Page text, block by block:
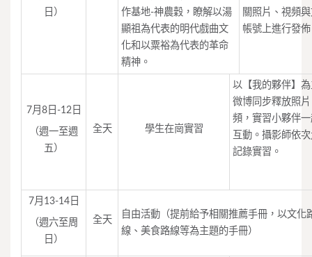
日）
作基地-神農穀，瞭解以湯
顯祖為代表的明代戲曲文
化和以粟裕為代表的革命
精神。
關照片、視頻
帳號上進行發
7月8日-12日
（週一至週
五）
全天 學生在崗實習
以【我的夥伴】
微博同步釋放照
頻，實習小夥伴
互動。攝影師依
記錄實習。
7月13-14日
（週六至周
日）
全天
自由活動（提前給予相關推薦手冊，以文化
線、美食路線等為主題的手冊）